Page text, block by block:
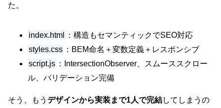
た。
index.html
：構造もセマンティックでSEO対応
styles.css ：BEM命名＋変数定義＋レスポンシブ
script.js ：IntersectionObserver、スムーススクロー
ル、バリデーション完備
そう、もう デザインから実装まで1人で完結してしまうの